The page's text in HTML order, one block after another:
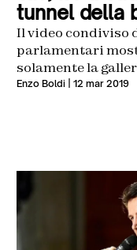
tunnel della
Il video condiviso
parlamentari
solamente la
geognostica dove
Enzo Boldi| 12 mar 2019